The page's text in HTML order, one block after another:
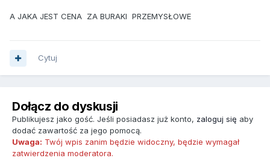
A JAKA JEST CENA ZA BURAKI PRZEMYSŁOWE
Cytuj
Dołącz do dyskusji
Publikujesz jako gość. Jeśli posiadasz już konto, zaloguj się aby
dodać zawartość za jego pomocą.
Uwaga: Twój wpis zanim będzie widoczny, będzie wymagał
zatwierdzenia moderatora.